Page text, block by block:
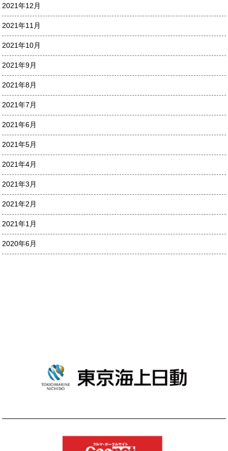
2021年12月
2021年11月
2021年10月
2021年9月
2021年8月
2021年7月
2021年6月
2021年5月
2021年4月
2021年3月
2021年2月
2021年1月
2020年6月